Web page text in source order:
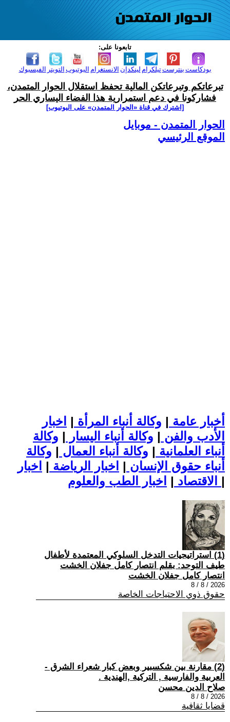
تابعونا على:
الفيسبوك التويتر اليوتيوب الانستغرام لينكدإن تيلكرامبنترست بودكاست
تبرعاتكم وتبرعاتكن المالية تحفظ استقلال الحوار المتمدن،
فشاركونا في دعم استمرارية هذا الفضاء اليساري الحر
[اشترك في قناة ‫«الحوار المتمدن» على اليوتيوب]
الحوار المتمدن - موبايل
الموقع الرئيسي
أخبار عامة | وكالة أنباء المرأة | اخبار
الأدب والفن | وكالة أنباء اليسار | وكالة
أنباء العلمانية | وكالة أنباء العمال | وكالة
أنباء حقوق الإنسان | اخبار الرياضة | اخبار
الاقتصاد | |
(1) استراتيجيات التدخل السلوكي المعتمدة لأطفال
طيف التوحد: بقلم انتصار كامل جفلان الخشت
انتصار كامل جفلان الخشت
2026 / 8 / 8
حقوق ذوي الاحتياجات الخاصة
(2) مقارنة بين شكسبير وبعض كبار شعراء الشرق -
العربية والفارسية , التركية ,الهندية .
صلاح الدين محسن
2026 / 8 / 8
قضايا ثقافية